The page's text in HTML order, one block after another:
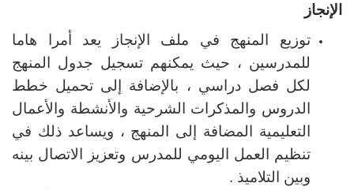
الإنجاز
توزيع المنهج في ملف الإنجاز يعد أمرا هاما
للمدرسين ، حيث يمكنهم تسجيل جدول المنهج
لكل فصل دراسي ، بالإضافة إلى تحميل خطط
الدروس والمذكرات الشرحية والأنشطة والأعمال
التعليمية المضافة إلى المنهج ، ويساعد ذلك في
تنظيم العمل اليومي للمدرس وتعزيز الاتصال بينه
وبين التلاميذ .